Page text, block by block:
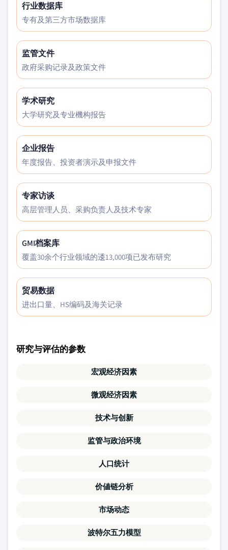
行业数据库
专有及第三方市场数据库
监管文件
政府采购记录及政策文件
学术研究
大学研究及专业機构报告
企业报告
年度报告、投资者演示及申报文件
专家访谈
高层管理人员、采购负责人及技术专家
GMI档案库
覆盖30余个行业领域的逶13,000项已发布研究
贸易数据
进出口量、HS编码及海关记录
研究与评估的参数
宏观经济因素
微观经济因素
技术与创新
监管与政治环境
人口统计
价値链分析
市场动态
波特尔五力模型